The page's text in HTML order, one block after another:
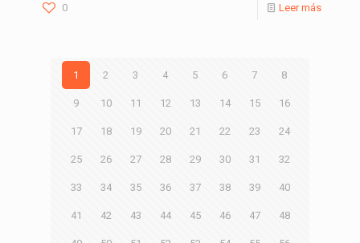
0 Leer más
1 2 3 4 5 6 7 8
9 10 11 12 13 14 15 16
17 18 19 20 21 22 23 24
25 26 27 28 29 30 31 32
33 34 35 36 37 38 39 40
41 42 43 44 45 46 47 48